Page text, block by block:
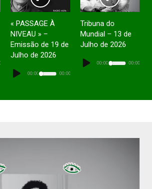
« PASSAGE À
NIVEAU » –
Emissão de 19 de
Julho de 2026
audio 00:00 00:00
Tribuna do
Mundial – 13 de
Julho de 2026
audio 00:00 00:00